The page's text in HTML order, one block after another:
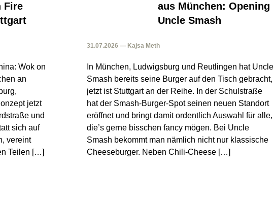
Fire
Wok on
an
jetzt
und
sich auf
vereint
Teilen […]
aus München: Opening
Uncle Smash
31.07.2026 — Kajsa Meth
In München, Ludwigsburg und Reutlingen hat Uncle
Smash bereits seine Burger auf den Tisch gebracht,
jetzt ist Stuttgart an der Reihe. In der Schulstraße
hat der Smash-Burger-Spot seinen neuen Standort
eröffnet und bringt damit ordentlich Auswahl für alle,
die’s gerne bisschen fancy mögen. Bei Uncle
Smash bekommt man nämlich nicht nur klassische
Cheeseburger. Neben Chili-Cheese […]